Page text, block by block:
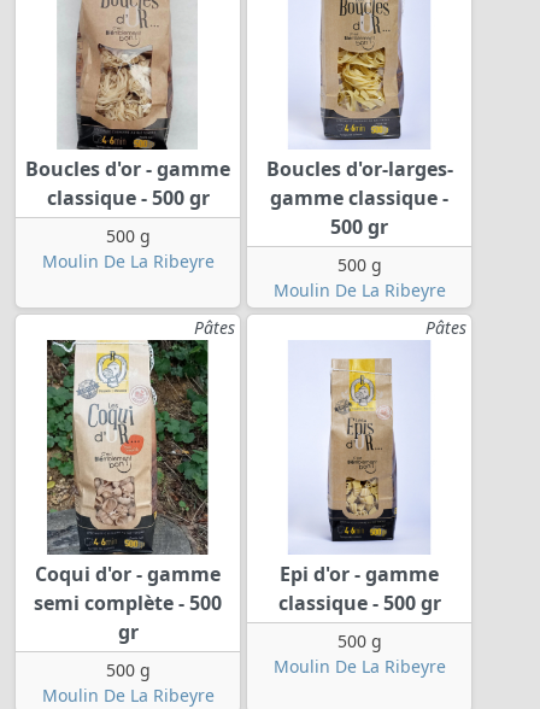
Boucles d'or - gamme
classique - 500 gr
500 g
Moulin De La Ribeyre
Boucles d'or-larges-
gamme classique -
500 gr
500 g
Moulin De La Ribeyre
Pâtes
Coqui d'or - gamme
semi complète - 500
gr
500 g
Moulin De La Ribeyre
Pâtes
Epi d'or - gamme
classique - 500 gr
500 g
Moulin De La Ribeyre